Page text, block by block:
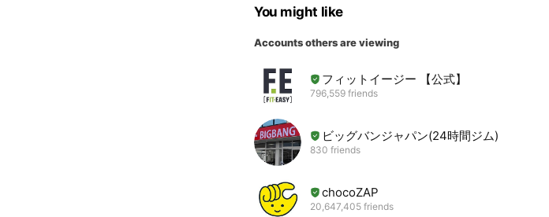
You might like
Accounts others are viewing
フィットイージー 【公式】
796,559 friends
ビッグバンジャパン(24時間ジム)
830 friends
chocoZAP
20,647,405 friends